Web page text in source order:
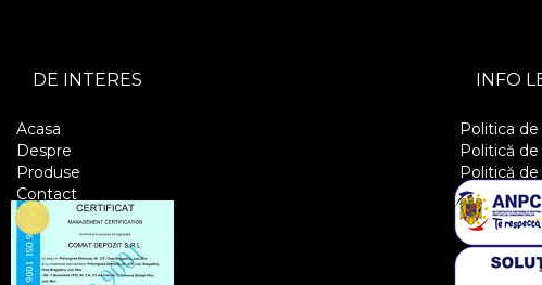
DE INTERES
Acasa
Despre
Produse
Contact
INFO
Politica
Politică
Politică